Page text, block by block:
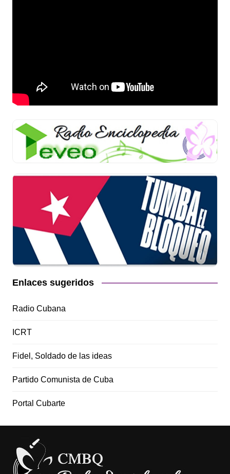
Enlaces sugeridos
Radio Cubana
ICRT
Fidel, Soldado de las ideas
Partido Comunista de Cuba
Portal Cubarte